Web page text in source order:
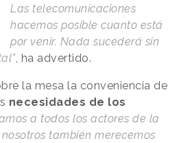
Las telecomunicaciones
hacemos posible cuanto está
por venir. Nada sucederá sin
, ha advertido.
la mesa la conveniencia de
necesidades de los
a todos los actores de la
también merecemos